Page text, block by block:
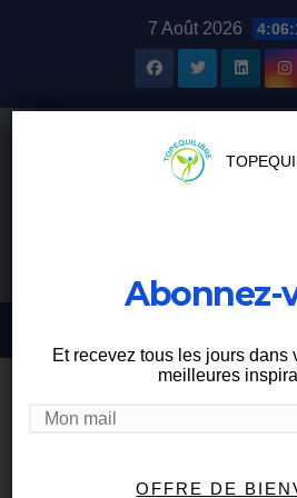
7 Août 2026
Abonnez-
Et recevez tous les jours dans
meilleures
OFFRE DE